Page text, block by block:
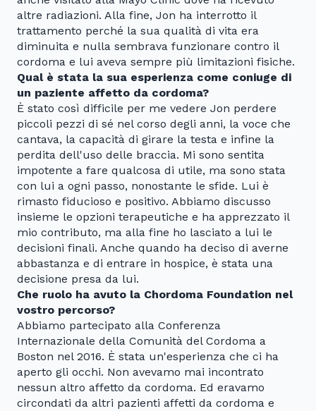
altre radiazioni. Alla fine, Jon ha interrotto il
trattamento perché la sua qualità di vita era
diminuita e nulla sembrava funzionare contro il
cordoma e lui aveva sempre più limitazioni fisiche.
Qual è stata la sua esperienza come coniuge di
un paziente affetto da cordoma?
È stato così difficile per me vedere Jon perdere
piccoli pezzi di sé nel corso degli anni, la voce che
cantava, la capacità di girare la testa e infine la
perdita dell'uso delle braccia. Mi sono sentita
impotente a fare qualcosa di utile, ma sono stata
con lui a ogni passo, nonostante le sfide. Lui è
rimasto fiducioso e positivo. Abbiamo discusso
insieme le opzioni terapeutiche e ha apprezzato il
mio contributo, ma alla fine ho lasciato a lui le
decisioni finali. Anche quando ha deciso di averne
abbastanza e di entrare in hospice, è stata una
decisione presa da lui.
Che ruolo ha avuto la Chordoma Foundation nel
vostro percorso?
Abbiamo partecipato alla Conferenza
Internazionale della Comunità del Cordoma a
Boston nel 2016. È stata un'esperienza che ci ha
aperto gli occhi. Non avevamo mai incontrato
nessun altro affetto da cordoma. Ed eravamo
circondati da altri pazienti affetti da cordoma e